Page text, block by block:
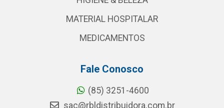
MATERIAL HOSPITALAR
MEDICAMENTOS
Fale Conosco
(85) 3251-4600
sac@rbldistribuidora.com.br